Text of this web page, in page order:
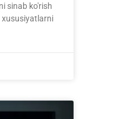
sinab ko'rish
xususiyatlarni